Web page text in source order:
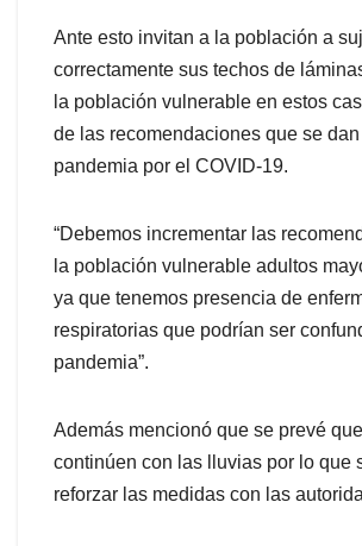
Ante esto invitan a la población a
correctamente sus techos de
la población vulnerable en estos
de las recomendaciones que se
pandemia por el COVID-19.
“Debemos incrementar las
la población vulnerable adultos
ya que tenemos presencia de
respiratorias que podrían ser
pandemia”.
Además mencionó que se prevé
continúen con las lluvias por lo que
reforzar las medidas con las